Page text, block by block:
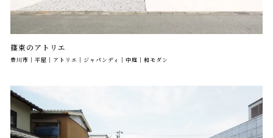
篠束のアトリエ
豊川市｜平屋｜アトリエ｜ジャパンディ｜中庭｜和モダン